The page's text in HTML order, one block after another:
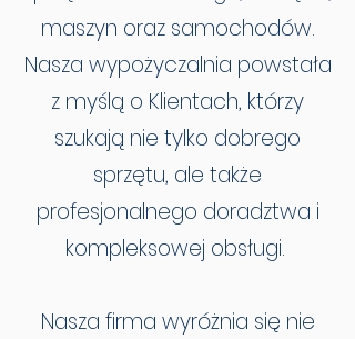
maszyn oraz samochodów.
Nasza wypożyczalnia powstała
z myślą o Klientach, którzy
szukają nie tylko dobrego
sprzętu, ale także
profesjonalnego doradztwa i
kompleksowej obsługi.
Nasza firma wyróżnia się nie